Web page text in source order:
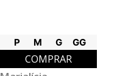
P M G GG
COMPRAR